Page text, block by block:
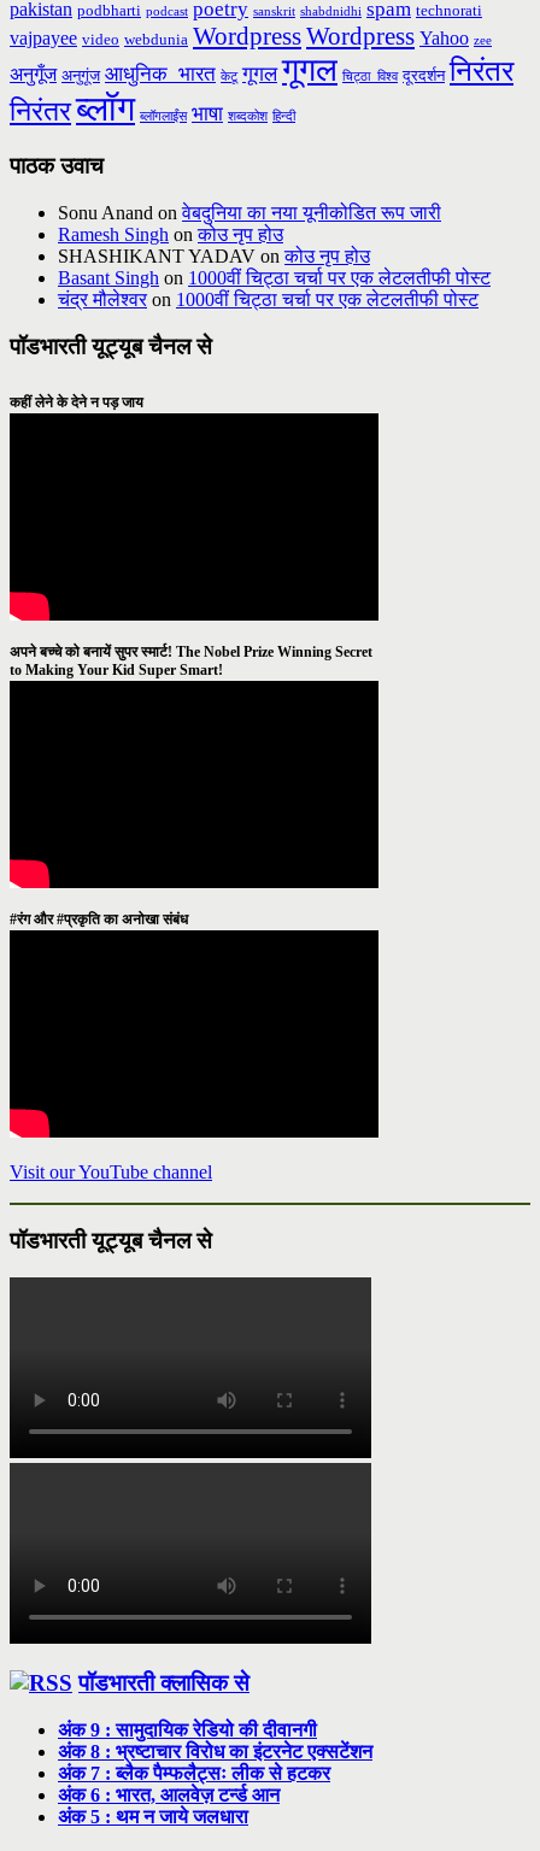
pakistan podbharti podcast poetry sanskrit shabdnidhi spam technorati
vajpayee video webdunia WordpressWordpress Yahoo zee
अनुगूँज अनुगूंज आधुनिक_भारत केटू गूगल गूगल चिट्ठा_विश्व दूरदर्शन निरंतर
निरंतरब्लॉग ब्लॉगलाईंस भाषा शब्दकोश हिन्दी
पाठक उवाच
Sonu Anand onवेबदुनिया का नया यूनीकोडित रूप जारी
Ramesh Singh onकोउ नृप होउ
SHASHIKANT YADAV onकोउ नृप होउ
Basant Singh on 1000वीं चिट्ठा चर्चा पर एक लेटलतीफी पोस्ट
चंद्र मौलेश्वरon 1000वीं चिट्ठा चर्चा पर एक लेटलतीफी पोस्ट
पॉडभारती यूट्यूब चैनल से
कहीं लेने के देने न पड़ जाय
अपने बच्चे को बनायें सुपर स्मार्ट! The Nobel Prize Winning Secret
to Making Your Kid Super Smart!
#रंग और #प्रकृति का अनोखा संबंध
Visit our YouTube channel
पॉडभारती यूट्यूब चैनल से
पॉडभारती क्लासिक से
अंक 9 : सामुदायिक रेडियो की दीवानगी
अंक 8 : भ्रष्टाचार विरोध का इंटरनेट एक्सटेंशन
अंक 7 : ब्लैक पैम्फलैट्सः लीक से हटकर
अंक 6 : भारत, आलवेज़ टर्न्ड आन
अंक 5 : थम न जाये जलधारा